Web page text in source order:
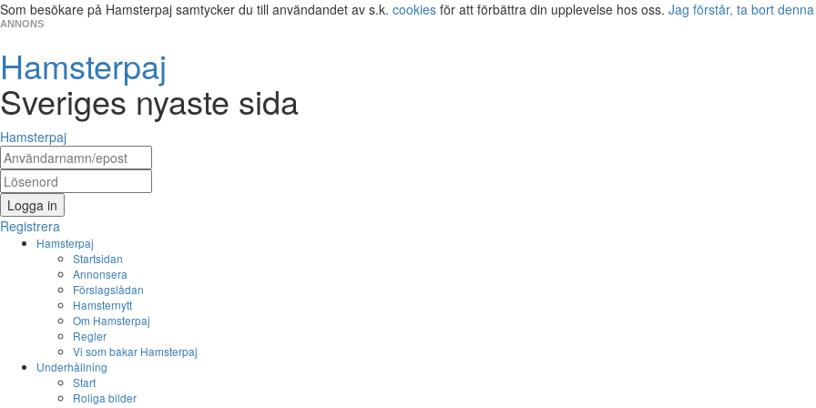
Som besökare på Hamsterpaj samtycker du till användandet av s.k. cookies för att förbättra din upplevelse hos oss. Jag förstår, ta bort
ANNONS
Hamsterpaj
Sveriges nyaste sida
Hamsterpaj
Logga in
Registrera
Hamsterpaj
Startsidan
Annonsera
Förslagslådan
Hamsternytt
Om Hamsterpaj
Regler
Vi som bakar Hamsterpaj
Underhållning
Start
Roliga bilder